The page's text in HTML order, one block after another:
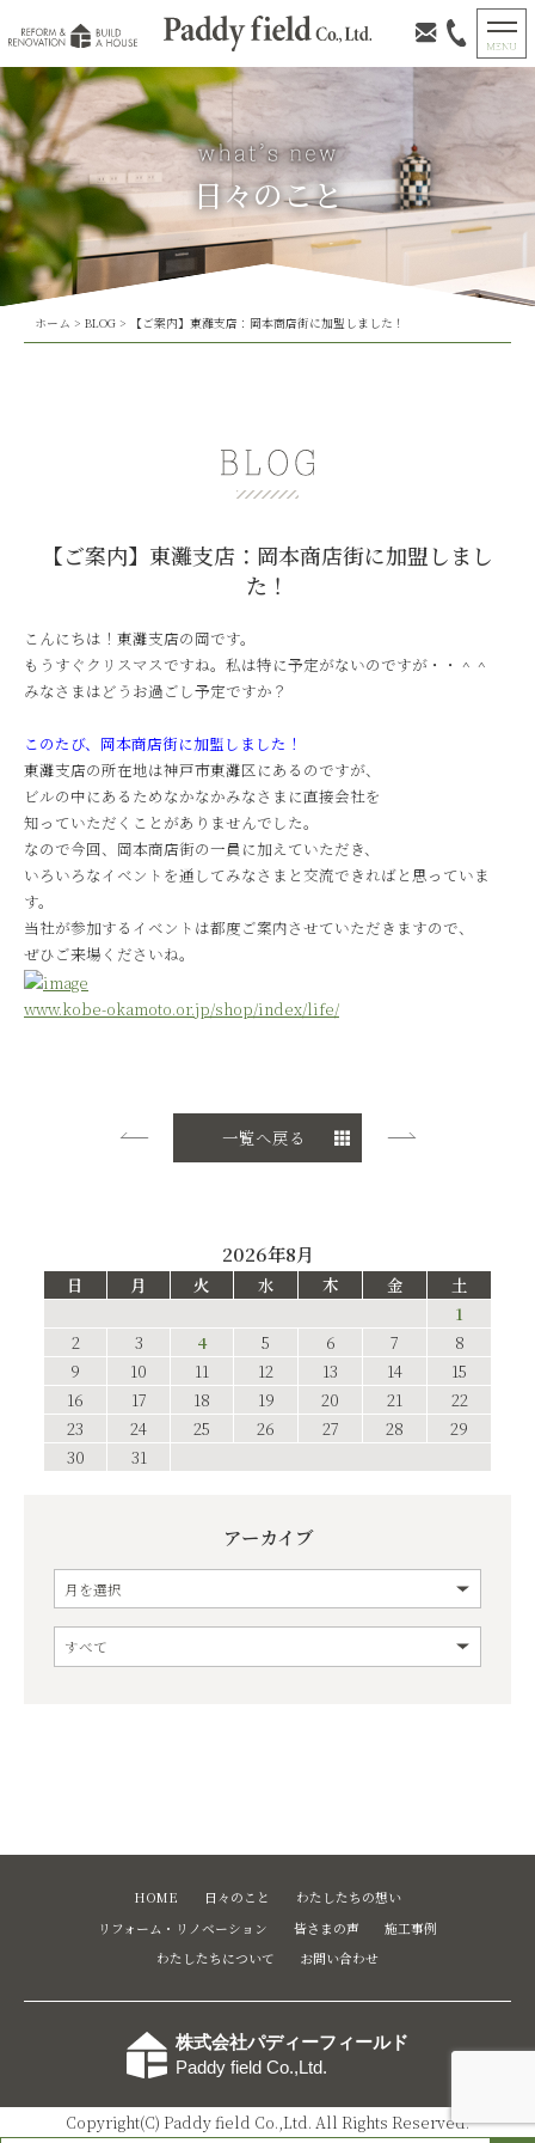
日々のこと
ホーム > BLOG> 【ご案内】東灘支店：岡本商店街に加盟しました！
【ご案内】東灘支店：岡本商店街に加盟しまし
た！
こんにちは！東灘支店の岡です。
もうすぐクリスマスですね。私は特に予定がないのですが・・＾＾
みなさまはどうお過ごし予定ですか？
このたび、岡本商店街に加盟しました！
東灘支店の所在地は神戸市東灘区にあるのですが、
ビルの中にあるためなかなかみなさまに直接会社を
知っていただくことがありませんでした。
なので今回、岡本商店街の一員に加えていただき、
いろいろなイベントを通してみなさまと交流できればと思っていま
す。
当社が参加するイベントは都度ご案内させていただきますので、
ぜひご来場くださいね。
www.kobe-okamoto.or.jp/shop/index/life/
一覧へ戻る
2026年8月
日 月 火 水 木 金
土
1
2
3 4 5 6 7
8
9
10 11 12 13 14
15
16
17 18 19 20 21
22
23
24 25 26 27 28
29
30
31
アーカイブ
HOME 日々のこと
わたしたちの想い
リフォーム・リノベーション
皆さまの声
施工事例
わたしたちについて
お問い合わせ
株式会社パディーフィールド
Paddy field Co.,Ltd.
Copyright(C) Paddy field Co.,Ltd. All Rights Reserved.